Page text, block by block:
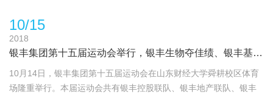
10/15
2018
银丰集团第十五届运动会举行，银丰生物夺佳绩、银丰基因展雄姿
10月14日，银丰集团第十五届运动会在山东财经大学舜耕校区体育
场隆重举行。本届运动会共有银丰控股联队、银丰地产联队、银丰